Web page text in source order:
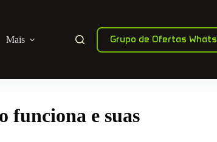
Mais Grupo de Ofertas Whats
funciona e suas